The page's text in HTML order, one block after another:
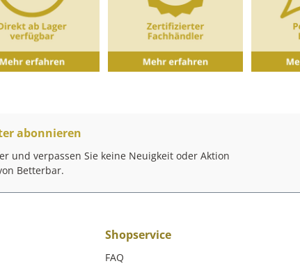
abonnieren
und verpassen Sie keine Neuigkeit oder Aktion
Betterbar.
Shopservice
FAQ